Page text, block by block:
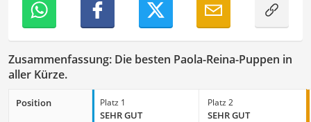
Zusammenfassung: Die besten Paola-Reina-Puppen in
aller Kürze.
Position Platz 1
SEHR GUT
Platz 2
SEHR GUT